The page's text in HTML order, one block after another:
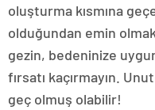
oluşturma kısmına
olduğundan emin
gezin, bedeninize
fırsatı kaçırmayın.
geç olmuş olabilir!